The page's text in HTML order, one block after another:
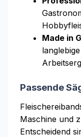
Made in
Passende
Maschine und
Entscheidend